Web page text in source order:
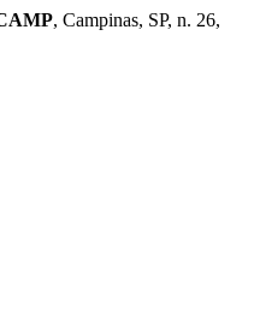
, Campinas, SP, n. 26,